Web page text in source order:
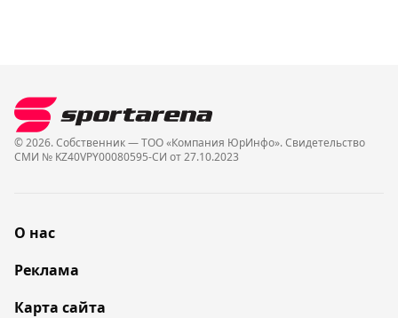
© 2026. Собственник — ТОО «Компания ЮрИнфо». Cвидетельство
СМИ № KZ40VPY00080595-СИ от 27.10.2023
О нас
Реклама
Карта сайта